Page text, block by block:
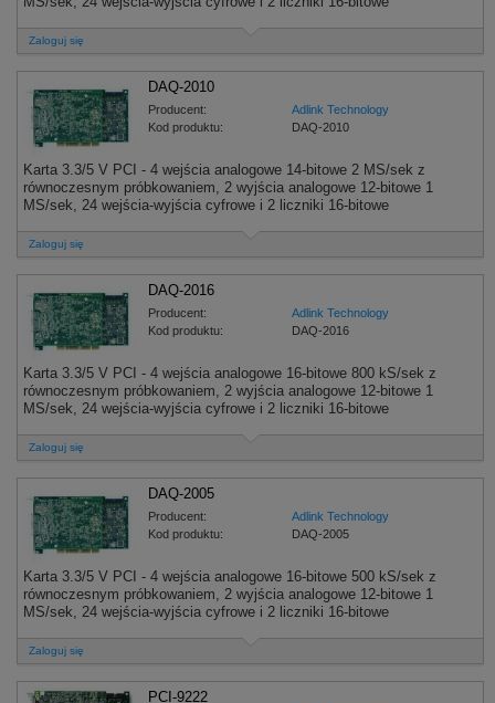
Zaloguj się
DAQ-2010
Producent:
Adlink Technology
Kod produktu:
DAQ-2010
Karta 3.3/5 V PCI - 4 wejścia analogowe 14-bitowe 2 MS/sek z
równoczesnym próbkowaniem, 2 wyjścia analogowe 12-bitowe 1
MS/sek, 24 wejścia-wyjścia cyfrowe i 2 liczniki 16-bitowe
Zaloguj się
DAQ-2016
Producent:
Adlink Technology
Kod produktu:
DAQ-2016
Karta 3.3/5 V PCI - 4 wejścia analogowe 16-bitowe 800 kS/sek z
równoczesnym próbkowaniem, 2 wyjścia analogowe 12-bitowe 1
MS/sek, 24 wejścia-wyjścia cyfrowe i 2 liczniki 16-bitowe
Zaloguj się
DAQ-2005
Producent:
Adlink Technology
Kod produktu:
DAQ-2005
Karta 3.3/5 V PCI - 4 wejścia analogowe 16-bitowe 500 kS/sek z
równoczesnym próbkowaniem, 2 wyjścia analogowe 12-bitowe 1
MS/sek, 24 wejścia-wyjścia cyfrowe i 2 liczniki 16-bitowe
Zaloguj się
PCI-9222